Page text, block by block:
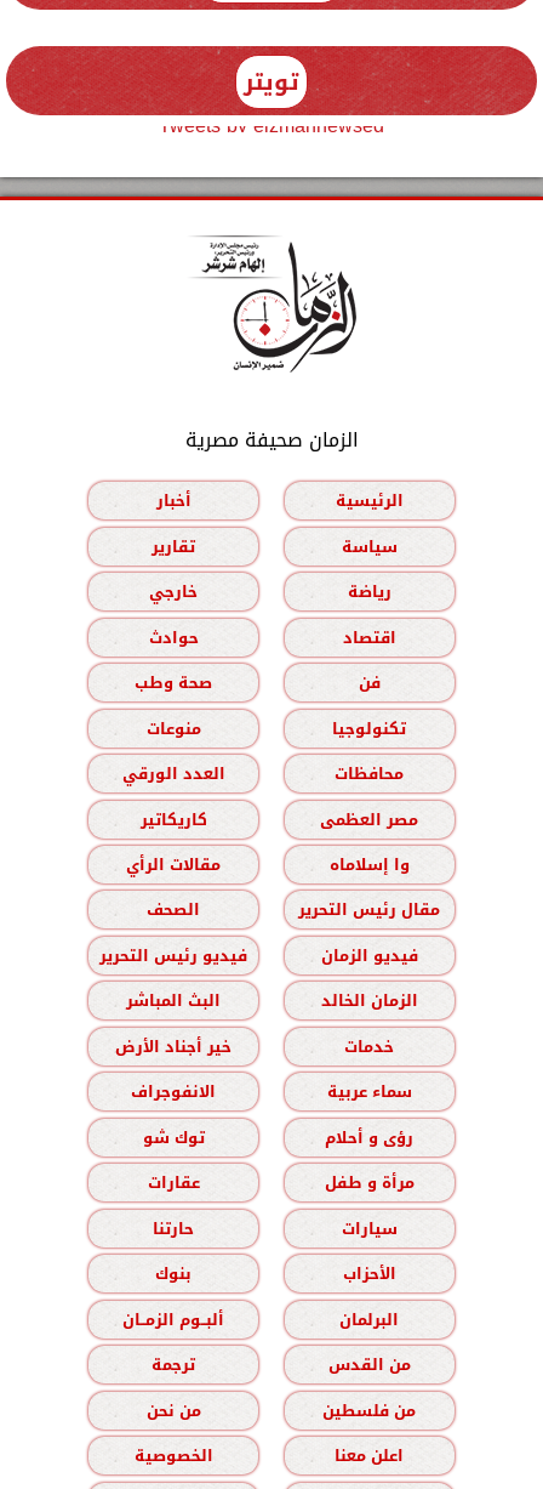
تويتر
Tweets by elzmannewseg
الزمان صحيفة مصرية
الرئيسية
أخبار
سياسة
تقارير
رياضة
خارجي
اقتصاد
حوادث
فن
صحة وطب
تكنولوجيا
منوعات
محافظات
العدد الورقي
مصر العظمى
كاريكاتير
وا إسلاماه
مقالات الرأي
مقال رئيس التحرير
الصحف
فيديو الزمان
فيديو رئيس التحرير
الزمان الخالد
البث المباشر
خدمات
خير أجناد الأرض
سماء عربية
الانفوجراف
رؤى و أحلام
توك شو
مرأة و طفل
عقارات
سيارات
حارتنا
الأحزاب
بنوك
البرلمان
ألبــوم الزمــان
من القدس
ترجمة
من فلسطين
من نحن
اعلن معنا
الخصوصية